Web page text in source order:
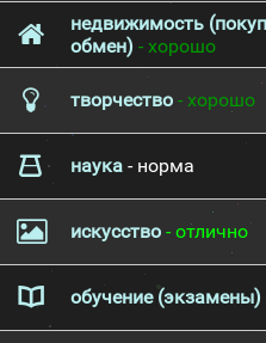
недвижимость
обмен) - хорошо
творчество - хорошо
наука - норма
искусство - отлично
обучение (экзамены)